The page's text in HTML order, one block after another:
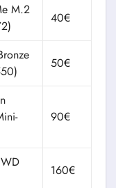
M.2
40€
50€
90€
160€